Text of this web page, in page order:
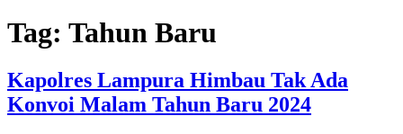
Tag: Tahun Baru
Kapolres Lampura Himbau Tak Ada
Konvoi Malam Tahun Baru 2024